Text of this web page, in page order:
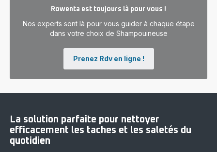
Polyvalent,
textiles
tâches
1L
XD5320F0
17,99 €
Rowenta est toujours là pour vous !
Nos experts sont là pour vous guider à chaque étape
dans votre choix de Shampouineuse
Prenez Rdv en ligne !
La solution parfaite pour nettoyer
efficacement les taches et les saletés du
quotidien